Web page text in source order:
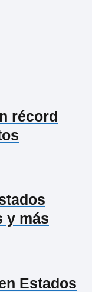
récord
y más
Estados